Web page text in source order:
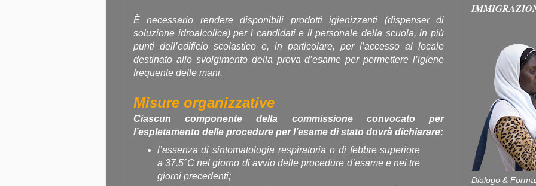
È necessario rendere disponibili prodotti igienizzanti (dispenser di
soluzione idroalcolica) per i candidati e il personale della scuola, in più
punti dell’edificio scolastico e, in particolare, per l’accesso al locale
destinato allo svolgimento della prova d’esame per permettere l’igiene
frequente delle mani.
Misure organizzative
Ciascun componente della commissione convocato per
l’espletamento delle procedure per l’esame di stato dovrà dichiarare:
l’assenza di sintomatologia respiratoria o di febbre superiore
a 37.5°C nel giorno di avvio delle procedure d’esame e nei tre
giorni precedenti;
Dialogo &